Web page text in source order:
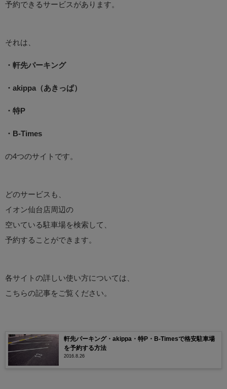
予約できるサービスがあります。
それは、
・軒先パーキング
・akippa（あきっぱ）
・特P
・B-Times
の4つのサイトです。
どのサービスも、
イオン仙台店周辺の
空いている駐車場を検索して、
予約することができます。
各サイトの詳しい使い方については、
こちらの記事をご覧ください。
軒先パーキング・akippa・特P・B-Timesで格安駐車場
を予約する方法
2016.8.26